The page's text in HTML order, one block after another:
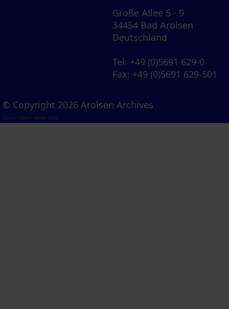
Große Allee 5 - 9
34454 Bad Arolsen
Deutschland
Tel: +49 (0)5691 629-0
Fax: +49 (0)5691 629-501
© Copyright 2026 Arolsen Archives
Visual Library Server 2026